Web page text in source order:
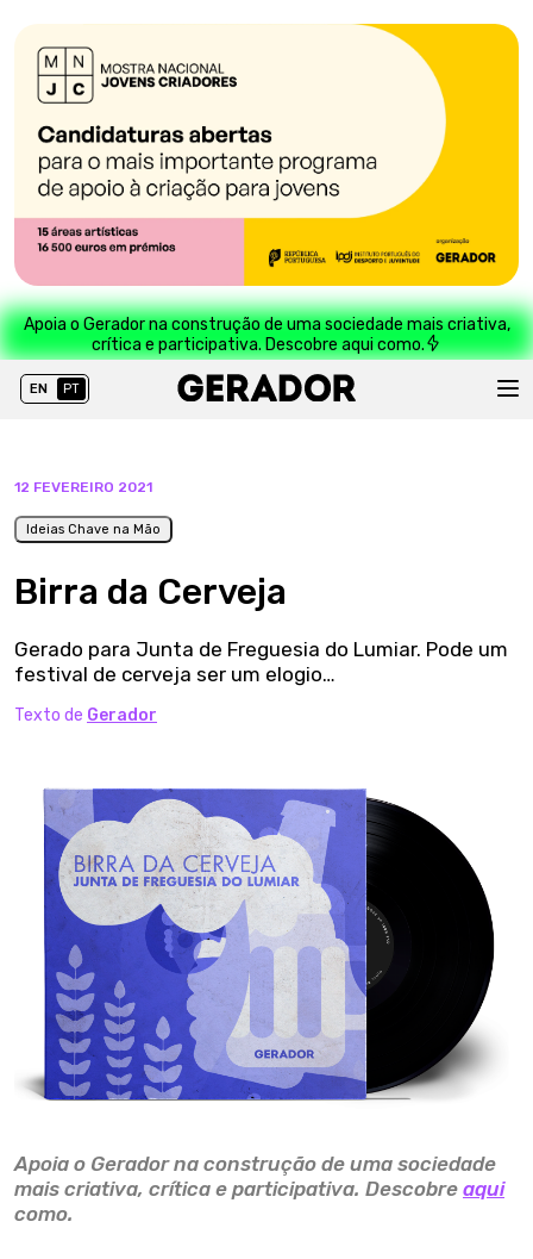
Apoia o Gerador na construção de uma sociedade mais criativa,
crítica e participativa. Descobre aqui como.
EN PT
12 FEVEREIRO 2021
Ideias Chave na Mão
Birra da Cerveja
Gerado para Junta de Freguesia do Lumiar. Pode um
festival de cerveja ser um elogio…
Texto de Gerador
Apoia o Gerador na construção de uma sociedade
mais criativa, crítica e participativa. Descobre aqui
como.